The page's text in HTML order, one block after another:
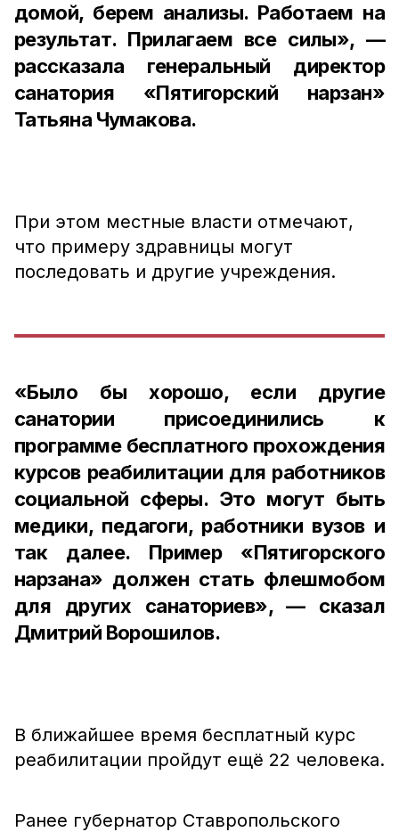
домой, берем анализы. Работаем на
результат. Прилагаем все силы», —
рассказала генеральный директор
санатория «Пятигорский нарзан»
Татьяна Чумакова.
При этом местные власти отмечают,
что примеру здравницы могут
последовать и другие учреждения.
«Было бы хорошо, если другие
санатории присоединились к
программе бесплатного прохождения
курсов реабилитации для работников
социальной сферы. Это могут быть
медики, педагоги, работники вузов и
так далее. Пример «Пятигорского
нарзана» должен стать флешмобом
для других санаториев», — сказал
Дмитрий Ворошилов.
В ближайшее время бесплатный курс
реабилитации пройдут ещё 22 человека.
Ранее губернатор Ставропольского